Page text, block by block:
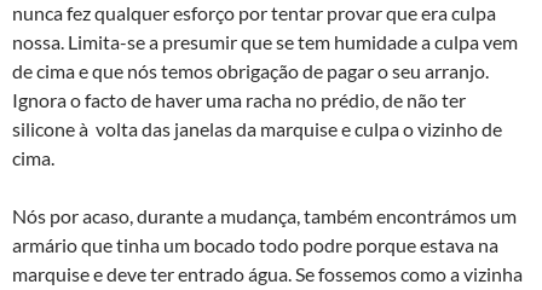
nunca fez qualquer esforço por tentar provar que era culpa
nossa. Limita-se a presumir que se tem humidade a culpa vem
de cima e que nós temos obrigação de pagar o seu arranjo.
Ignora o facto de haver uma racha no prédio, de não ter
silicone à volta das janelas da marquise e culpa o vizinho de
cima.
Nós por acaso, durante a mudança, também encontrámos um
armário que tinha um bocado todo podre porque estava na
marquise e deve ter entrado água. Se fossemos como a vizinha